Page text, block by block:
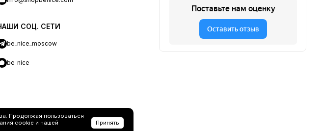
Продолжая пользоваться
cookie и нашей
Принять
СОЦ. СЕТИ
be_nice_moscow
be_nice